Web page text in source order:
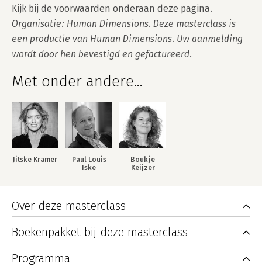
Organisatie: Human Dimensions. Deze masterclass is
een productie van Human Dimensions. Uw aanmelding
wordt door hen bevestigd en gefactureerd.
Met onder andere...
Jitske Kramer
Paul Louis
Iske
Boukje
Keijzer
Over deze masterclass
Boekenpakket bij deze masterclass
Programma